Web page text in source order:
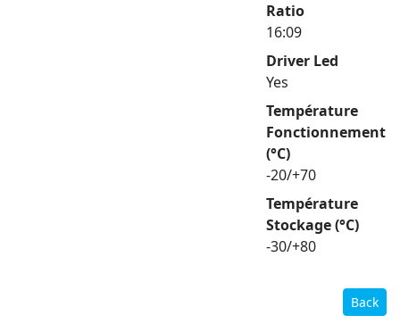
Ratio
16:09
Driver Led
Yes
Température
Fonctionnement
(°C)
-20/+70
Température
Stockage (°C)
-30/+80
Back